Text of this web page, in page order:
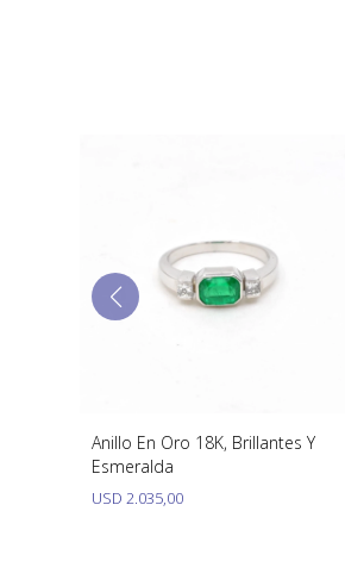
Anillo En Oro 18K, Brillantes Y
Esmeralda
USD 2.035,00